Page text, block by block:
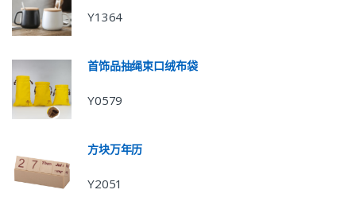
Y1364
首饰品抽绳束口绒布袋
Y0579
方块万年历
Y2051